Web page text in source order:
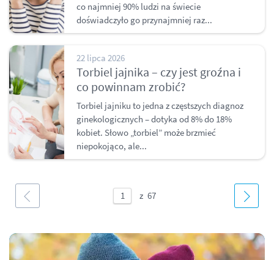
co najmniej 90% ludzi na świecie
doświadczyło go przynajmniej raz...
22 lipca 2026
Torbiel jajnika – czy jest groźna i
co powinnam zrobić?
Torbiel jajniku to jedna z częstszych diagnoz
ginekologicznych – dotyka od 8% do 18%
kobiet. Słowo „torbiel” może brzmieć
niepokojąco, ale...